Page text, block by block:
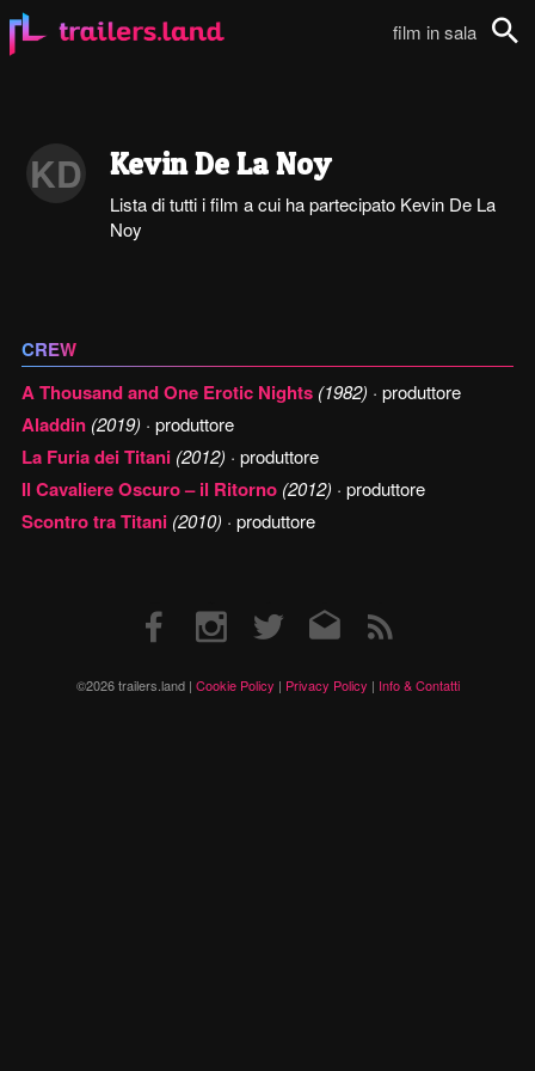
film in sala
KD Kevin De La Noy
Lista di tutti i film a cui ha partecipato Kevin De La
Noy
CREW
A Thousand and One Erotic Nights (1982) · produttore
Aladdin (2019) · produttore
La Furia dei Titani (2012) · produttore
Il Cavaliere Oscuro – il Ritorno (2012) · produttore
Scontro tra Titani (2010) · produttore
©2026 trailers.land | Cookie Policy | Privacy Policy | Info & Contatti